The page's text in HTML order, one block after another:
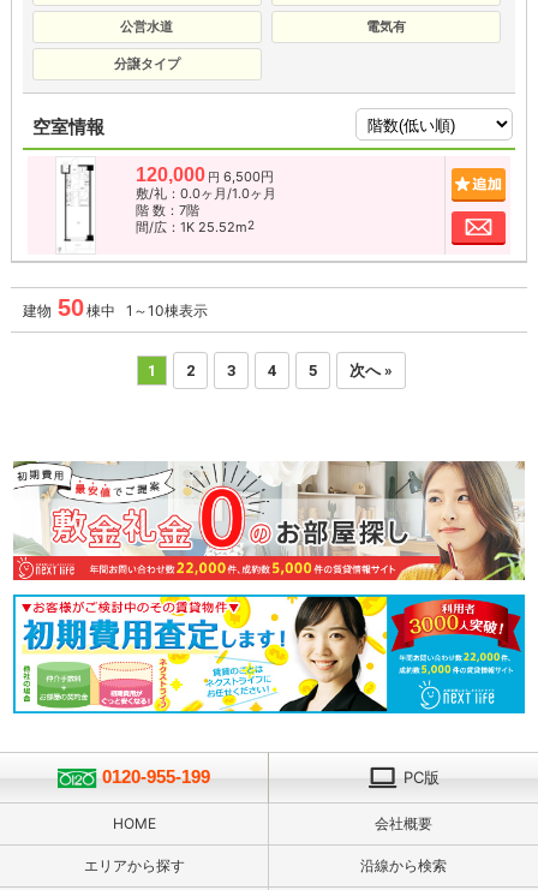
公営水道 電気有
分譲タイプ
空室情報
120,000 円 6,500円
敷/礼：0.0ヶ月/1.0ヶ月
階 数：7階
間/広：1K 25.52m2 お
建物 50棟中 1～10棟表示
1 2 3 4 5 次へ »
0120-955-199 PC版
HOME 会社概要
エリアから探す 沿線から検索